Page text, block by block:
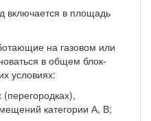
включается в площадь
на газовом или
в общем блок-
условиях:
(перегородках),
категории А, В;